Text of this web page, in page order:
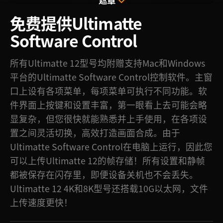
免费提供Ultimatte
Software Control
所有Ultimatte 12型号均附赠支持Mac和Windows
平台的Ultimatte Software Control控制软件。主窗
口上设有各项菜单，每项菜单可执行不同功能。软
件界面上按键和设置丰富，第一眼看上去可能会略
显复杂，但您很快就能熟悉并上手使用，在各项设
置之间灵活切换，高效打造画面合成。由于
Ultimatte Software Control在电脑上运行，因此您
可以上传Ultimatte 12的帧存储！所有设置和静帧
都被保存在闪存里，即便设备关机也不会丢失。
Ultimatte 12 4K和8K型号还搭载10G以太网，文件
上传速度更快！